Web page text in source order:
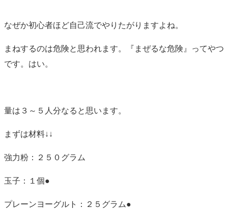
なぜか初心者ほど自己流でやりたがりますよね。
まねするのは危険と思われます。『まぜるな危険』ってやつ
です。はい。
量は３～５人分なると思います。
まずは材料↓↓
強力粉：２５０グラム
玉子：１個●
プレーンヨーグルト：２５グラム●